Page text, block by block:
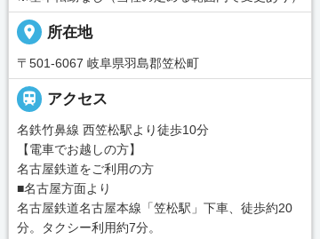
place 所在地
〒501-6067 岐阜県羽島郡笠松町
 アクセス
名鉄竹鼻線 西笠松駅より徒歩10分
【電車でお越しの方】
名古屋鉄道をご利用の方
■名古屋方面より
名古屋鉄道名古屋本線「笠松駅」下車、徒歩約20
分。タクシー利用約7分。